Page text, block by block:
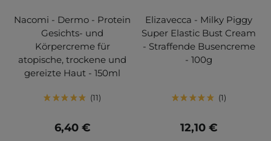
Nacomi - Dermo - Protein
Gesichts- und
Körpercreme für
atopische, trockene und
gereizte Haut - 150ml
11
6,40 €
Elizavecca - Milky Piggy
Super Elastic Bust Cream
- Straffende Busencreme
- 100g
1
12,10 €